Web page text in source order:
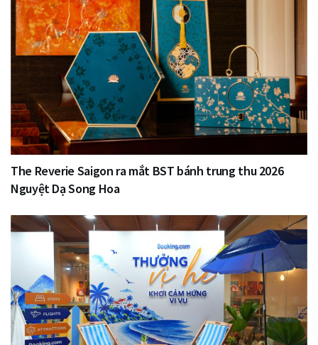
The Reverie Saigon ra mắt BST bánh trung thu 2026
Nguyệt Dạ Song Hoa